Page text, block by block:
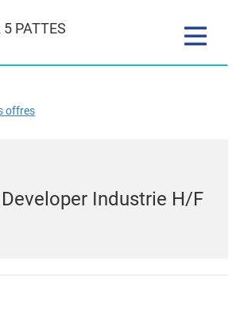
Toggle
PATTES
offres
Industrie H/F